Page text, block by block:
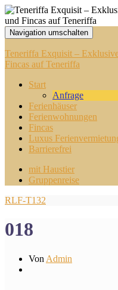
Navigation umschalten
Teneriffa Exquisit –
Fincas auf Teneriffa
Start
Anfrage
Ferienhäuser
Ferienwohnungen
Fincas
Luxus
Barrierefrei
mit Haustier
Gruppenreise
RLF-T132
018
Von Admin